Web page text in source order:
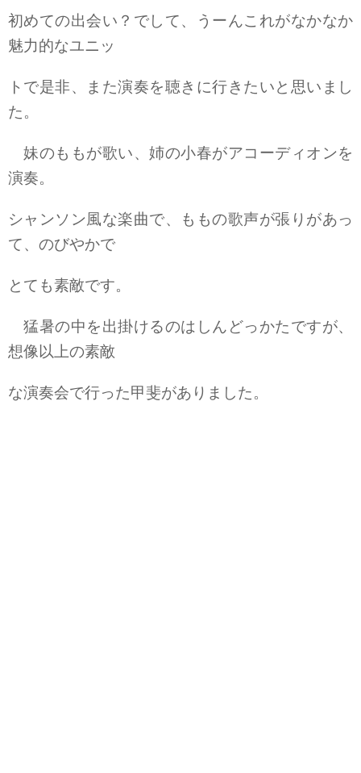
初めての出会い？でして、うーんこれがなかなか
魅力的なユニッ
トで是非、また演奏を聴きに行きたいと思いまし
た。
妹のももが歌い、姉の小春がアコーディオンを
演奏。
シャンソン風な楽曲で、ももの歌声が張りがあっ
て、のびやかで
とても素敵です。
猛暑の中を出掛けるのはしんどっかたですが、
想像以上の素敵
な演奏会で行った甲斐がありました。